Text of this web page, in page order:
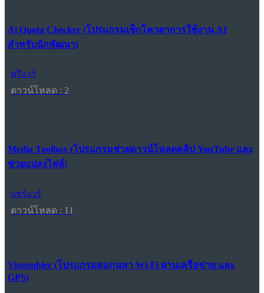
Ai Quota Checker (โปรแกรมเช็กโควตาการใช้งาน AI
สำหรับนักพัฒนา)
ฟรีแวร์
ดาวน์โหลด : 2
Media Toolbox (โปรแกรมช่วยดาวน์โหลดคลิป YouTube และ
ช่วยแปลงไฟล์)
แชร์แวร์
ดาวน์โหลด : 11
Vistumbler (โปรแกรมสแกนหา Wi-Fi ผ่านเครือข่าย และ
GPS)